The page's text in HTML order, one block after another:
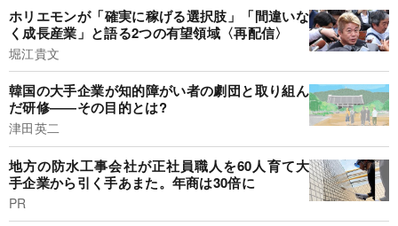
ホリエモンが「確実に稼げる選択肢」「間違いな
く成長産業」と語る2つの有望領域〈再配信〉
堀江貴文
韓国の大手企業が知的障がい者の劇団と取り組ん
だ研修――その目的とは?
津田英二
地方の防水工事会社が正社員職人を60人育て大
手企業から引く手あまた。年商は30倍に
PR